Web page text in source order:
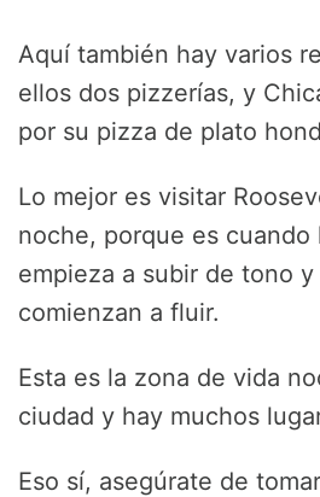
Aquí también hay varios
ellos dos pizzerías, y
por su pizza de plato
Lo mejor es visitar
noche, porque es cuando
empieza a subir de tono
comienzan a fluir.
Esta es la zona de vida
ciudad y hay muchos
Eso sí, asegúrate de